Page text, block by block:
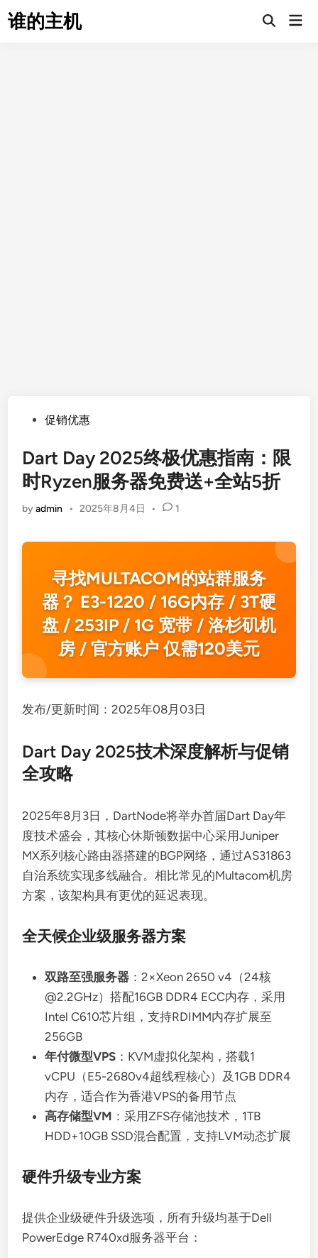
to谁的主机
Open
Posted促销优惠
Dart Day 2025终极优惠指南：限
时Ryzen服务器免费送+全站5折
byadmin • 2025年8月4日 • 1
寻找MULTACOM的站群服务
器？ E3-1220 / 16G内存 / 3T硬
盘 / 253IP / 1G 宽带 / 洛杉矶机
房 / 官方账户 仅需120美元
发布/更新时间：2025年08月03日
Dart Day 2025技术深度解析与促销
全攻略
2025年8月3日，DartNode将举办首届Dart Day年
度技术盛会，其核心休斯顿数据中心采用Juniper
MX系列核心路由器搭建的BGP网络，通过AS31863
自治系统实现多线融合。相比常见的Multacom机房
方案，该架构具有更优的延迟表现。
全天候企业级服务器方案
双路至强服务器 ：2×Xeon 2650 v4（24核
@2.2GHz）搭配16GB DDR4 ECC内存，采用
Intel C610芯片组，支持RDIMM内存扩展至
256GB
年付微型VPS ：KVM虚拟化架构，搭载1
vCPU（E5-2680v4超线程核心）及1GB DDR4
内存，适合作为香港VPS的备用节点
高存储型VM ：采用ZFS存储池技术，1TB
HDD+10GB SSD混合配置，支持LVM动态扩展
硬件升级专业方案
提供企业级硬件升级选项，所有升级均基于Dell
PowerEdge R740xd服务器平台：